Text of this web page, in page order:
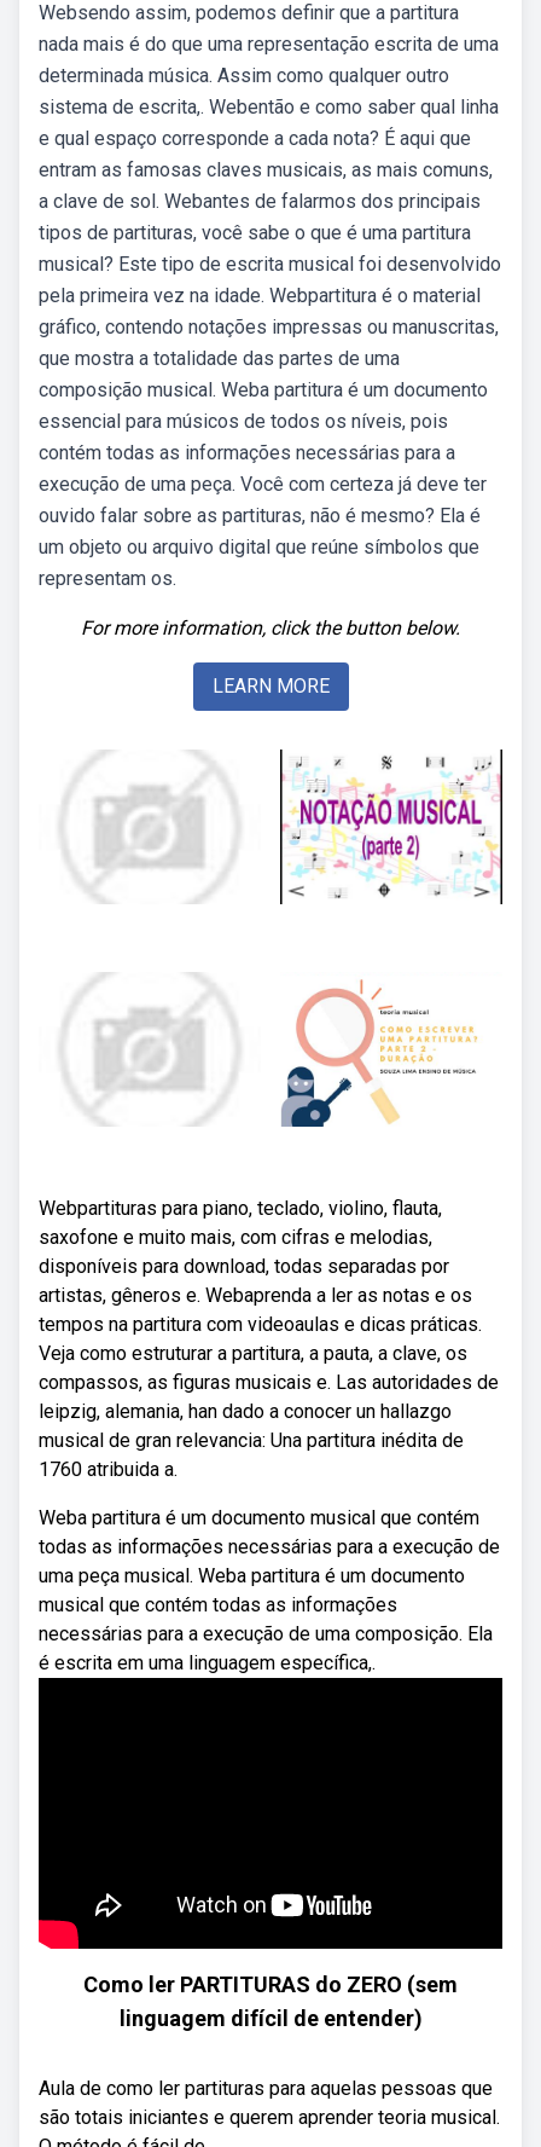
Websendo assim, podemos definir que a partitura
nada mais é do que uma representação escrita de uma
determinada música. Assim como qualquer outro
sistema de escrita,. Webentão e como saber qual linha
e qual espaço corresponde a cada nota? É aqui que
entram as famosas claves musicais, as mais comuns,
a clave de sol. Webantes de falarmos dos principais
tipos de partituras, você sabe o que é uma partitura
musical? Este tipo de escrita musical foi desenvolvido
pela primeira vez na idade. Webpartitura é o material
gráfico, contendo notações impressas ou manuscritas,
que mostra a totalidade das partes de uma
composição musical. Weba partitura é um documento
essencial para músicos de todos os níveis, pois
contém todas as informações necessárias para a
execução de uma peça. Você com certeza já deve ter
ouvido falar sobre as partituras, não é mesmo? Ela é
um objeto ou arquivo digital que reúne símbolos que
representam os.
For more information, click the button below.
LEARN MORE
Webpartituras para piano, teclado, violino, flauta,
saxofone e muito mais, com cifras e melodias,
disponíveis para download, todas separadas por
artistas, gêneros e. Webaprenda a ler as notas e os
tempos na partitura com videoaulas e dicas práticas.
Veja como estruturar a partitura, a pauta, a clave, os
compassos, as figuras musicais e. Las autoridades de
leipzig, alemania, han dado a conocer un hallazgo
musical de gran relevancia: Una partitura inédita de
1760 atribuida a.
Weba partitura é um documento musical que contém
todas as informações necessárias para a execução de
uma peça musical. Weba partitura é um documento
musical que contém todas as informações
necessárias para a execução de uma composição. Ela
é escrita em uma linguagem específica,.
Como ler PARTITURAS do ZERO (sem
linguagem difícil de entender)
Aula de como ler partituras para aquelas pessoas que
são totais iniciantes e querem aprender teoria musical.